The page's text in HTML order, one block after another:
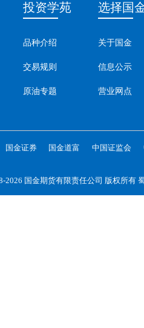
投资学苑
品种介绍
交易规则
原油专题
选择国
关于国金
信息公示
营业网点
国金证券 国金道富 中国证监会
2026 国金期货有限责任公司 版权所有